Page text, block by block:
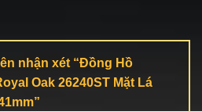
nhận xét “Đồng Hồ
Oak 26240ST Mặt Lá